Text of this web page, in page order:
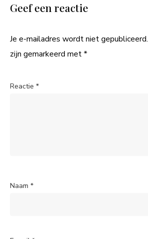
Geef een reactie
Je e-mailadres wordt niet gepubliceerd.
zijn gemarkeerd met*
Reactie *
Naam *